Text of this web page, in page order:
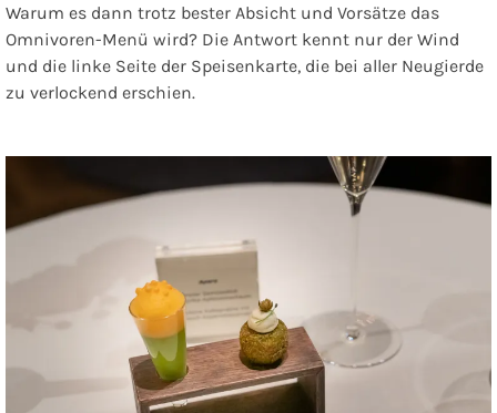
Warum es dann trotz bester Absicht und Vorsätze das
Omnivoren-Menü wird? Die Antwort kennt nur der Wind
und die linke Seite der Speisenkarte, die bei aller Neugierde
zu verlockend erschien.